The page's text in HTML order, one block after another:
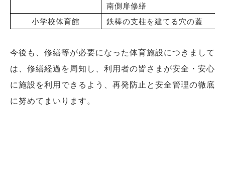
南側扉修繕
小学校体育館
鉄棒の支柱を建てる穴の蓋
今後も、修繕等が必要になった体育施設につきまして
は、修繕経過を周知し、利用者の皆さまが安全・安心
に施設を利用できるよう、再発防止と安全管理の徹底
に努めてまいります。